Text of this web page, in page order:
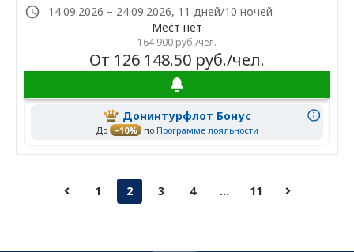
14.09.2026 – 24.09.2026, 11 дней/10 ночей
Мест нет
164 900 руб./чел.
От 126 148.50 руб./чел.
Донинтурфлот Бонус
До –10% по Программе лояльности
1 2 3 4 ... 11